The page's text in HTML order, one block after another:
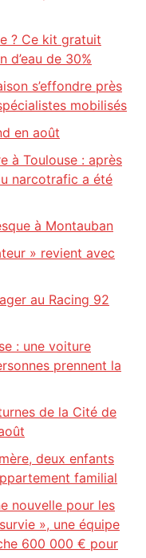
? Ce kit gratuit
d’eau de 30%
s’effondre près
mobilisés
en août
à Toulouse : après
narcotrafic a été
à Montauban
» revient avec
au Racing 92
: une voiture
prennent la
de la Cité de
deux enfants
familial
nouvelle pour les
», une équipe
600 000 € pour